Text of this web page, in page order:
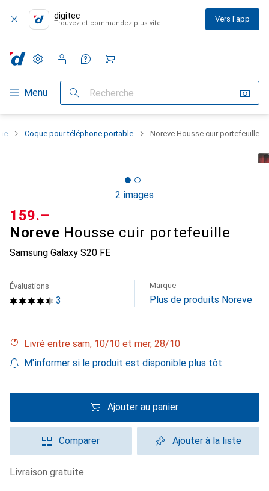
digitec
Trouvez et commandez plus vite Vers l'app
Navigation par catégorie
Menu Recherche
Paramètres
Compte client
Listes de comparaison
Listes d'envies
Panier
Coque pour téléphone portable Noreve Housse cuir portefeuille
2 images
Noreve Housse cuir portefeuille
Samsung Galaxy S20 FE
CHF
159.–
3
Évaluations Marque
Plus de produits Noreve
Livré entre sam, 10/10 et mer, 28/10
M'informer si le produit est disponible plus tôt
Ajouter au panier
Comparer Ajouter à la liste
livraison gratuite